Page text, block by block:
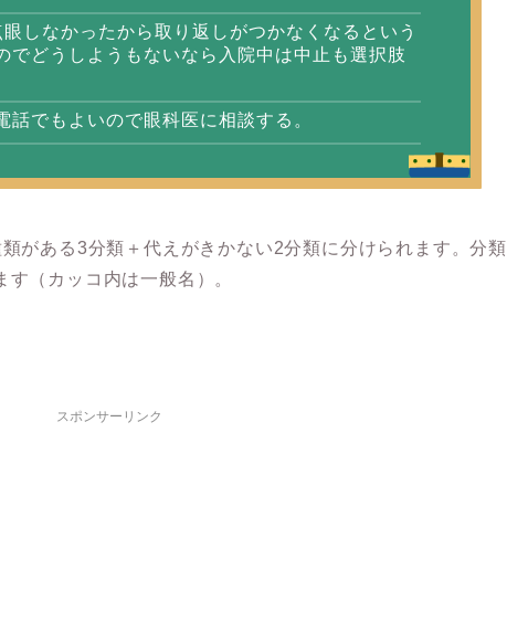
しなかったから取り返しがつかなくなるという
でどうしようもないなら入院中は中止も選択肢
話でもよいので眼科医に相談する。
がある3分類＋代えがきかない2分類に分けられます。分類
（カッコ内は一般名）。
スポンサーリンク